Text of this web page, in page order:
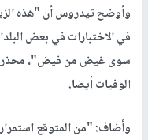
وأوضح تيدروس أن "هذه
في الاختبارات في بعض
سوى غيض من فيض"، محذرا من
الوفيات أيضا.
وأضاف: "من المتوقع